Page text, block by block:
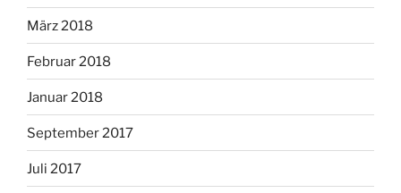
März 2018
Februar 2018
Januar 2018
September 2017
Juli 2017